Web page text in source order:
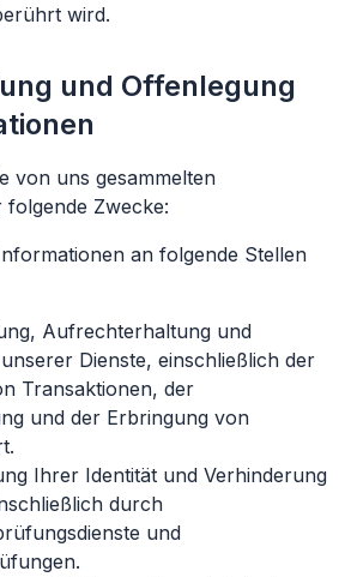
wird.
und Offenlegung
von uns gesammelten
Zwecke:
an folgende Stellen
Aufrechterhaltung und
Dienste, einschließlich der
Transaktionen, der
und der Erbringung von
Ihrer Identität und Verhinderung
durch
und